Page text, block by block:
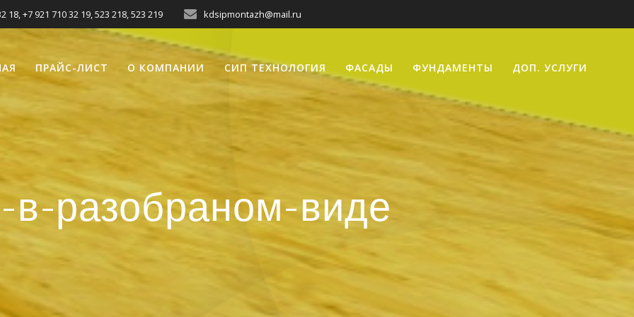
18, +7 921 710 32 19, 523 218, 523 219 kdsipmontazh@mail.ru
ПРАЙС-ЛИСТ О КОМПАНИИ СИП ТЕХНОЛОГИЯ ФАСАДЫ ФУНДАМЕНТЫ ДОП. УСЛУГИ
разобраном-виде